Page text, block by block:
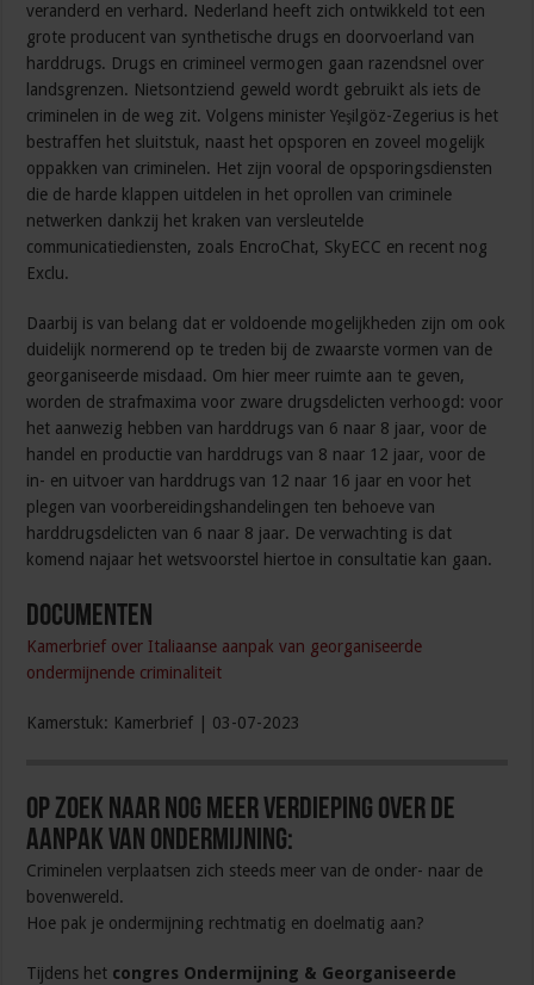
veranderd en verhard. Nederland heeft zich ontwikkeld tot een
grote producent van synthetische drugs en doorvoerland van
harddrugs. Drugs en crimineel vermogen gaan razendsnel over
landsgrenzen. Nietsontziend geweld wordt gebruikt als iets de
criminelen in de weg zit. Volgens minister Yeşilgöz-Zegerius is het
bestraffen het sluitstuk, naast het opsporen en zoveel mogelijk
oppakken van criminelen. Het zijn vooral de opsporingsdiensten
die de harde klappen uitdelen in het oprollen van criminele
netwerken dankzij het kraken van versleutelde
communicatiediensten, zoals EncroChat, SkyECC en recent nog
Exclu.
Daarbij is van belang dat er voldoende mogelijkheden zijn om ook
duidelijk normerend op te treden bij de zwaarste vormen van de
georganiseerde misdaad. Om hier meer ruimte aan te geven,
worden de strafmaxima voor zware drugsdelicten verhoogd: voor
het aanwezig hebben van harddrugs van 6 naar 8 jaar, voor de
handel en productie van harddrugs van 8 naar 12 jaar, voor de
in- en uitvoer van harddrugs van 12 naar 16 jaar en voor het
plegen van voorbereidingshandelingen ten behoeve van
harddrugsdelicten van 6 naar 8 jaar. De verwachting is dat
komend najaar het wetsvoorstel hiertoe in consultatie kan gaan.
Documenten
Kamerbrief over Italiaanse aanpak van georganiseerde
ondermijnende criminaliteit
Kamerstuk: Kamerbrief | 03-07-2023
Op zoek naar nog meer verdieping over de
aanpak van ondermijning:
Criminelen verplaatsen zich steeds meer van de onder- naar de
bovenwereld.
Hoe pak je ondermijning rechtmatig en doelmatig aan?
Tijdens het congres Ondermijning & Georganiseerde